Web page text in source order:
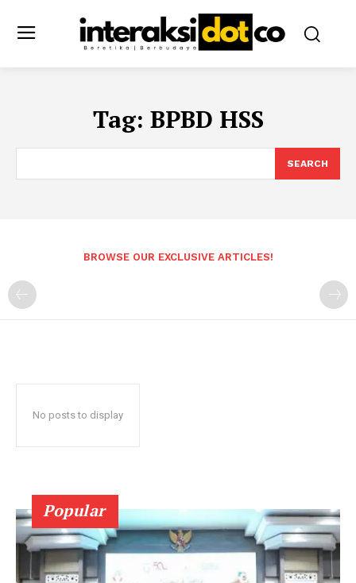
Tag: BPBD HSS
SEARCH
BROWSE OUR EXCLUSIVE ARTICLES!
No posts to display
Popular